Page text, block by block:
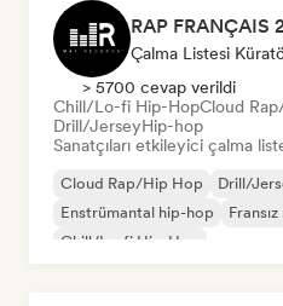
Çalma Listesi
> 5700 cevap verildi
Chill/Lo-fi Hip-HopCloud
Drill/JerseyHip-hop
Sanatçıları etkileyici çalma
Cloud Rap/Hip Hop Drill/
Enstrümantal hip-hop
Chill/Lo-fi Hip-Hop